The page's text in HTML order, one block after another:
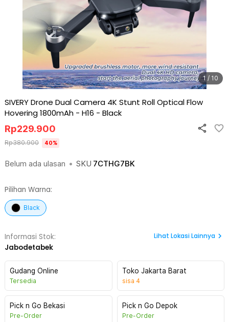
1 / 10
SIVERY Drone Dual Camera 4K Stunt Roll Optical Flow
Hovering 1800mAh - H16 - Black
Belum ada ulasan • SKU 7CTHG7BK
Rp229.900
Rp380.900 40%
Pilihan Warna:
Black
Informasi Stok:
Jabodetabek
Lihat Lokasi Lainnya
Gudang Online
Tersedia
Toko Jakarta Barat
sisa 4
Pick n Go Bekasi
Pre-Order
Pick n Go Depok
Pre-Order